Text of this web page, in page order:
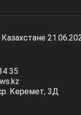
35
Керемет, 3Д